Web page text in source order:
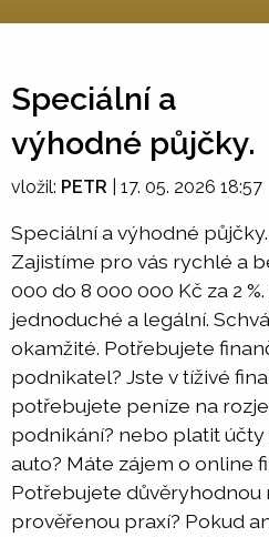
Speciální a
výhodné půjčky.
vložil: PETR 17. 05. 2026 18:57
Speciální a výhodné půjčky.
Zajistíme pro vás rychlé a
000 do 8 000 000 Kč za 2
jednoduché a legální.
okamžité. Potřebujete
podnikatel? Jste v tíživé
potřebujete peníze na
podnikání? nebo platit účty
auto? Máte zájem o online
Potřebujete důvěryhodnou
prověřenou praxí? Pokud